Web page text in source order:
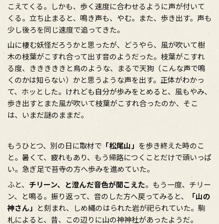
こえてくる。しかも、歩く速度に合わせるように声が付いて
くる。立ち止まると、鳴き声も、やむ。また、歩き出す。声も
少し後ろを同じ速度で追ってきた。
山に棲む妖怪だろうかと思ったが、どうやら、風が吹いて樹
木の枝葉がこすれ合って出す音のようだった。枝葉がこすれ
る度、きききききと鳥のような、まるで天狗（こんな声で鳴
くのかは知らない）かと思うような声を出す。正体がわかっ
て、ホッとした。けれども自分が歩みをとめると、風もやみ、
歩き出すとまた風が吹いて枝葉がこすれ合ったのか、そこ
は、いまだ謎のままだ。
もうひとつ、別の日に取材で 「松尾山」 を歩き終えた時のこ
と。暑くて、疲れもあり、もう帰路につくことだけで頭いっぱ
い。急ぎ足で苔寺の方へ歩みを進めていた。
ふと、 チリーン、と澄んだ音色が聞こえた。もう一度、チリー
ン、と鳴る。振り返って、音のした方へ戻ってみると、
「山の
神さん」 と刻まれ、しめ縄のはられた岩が祀られていた。駒
札によると、昔、この辺りに山の神神社があったようだ。